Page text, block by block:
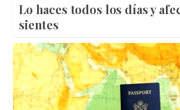
Lo haces todos los días y
sientes